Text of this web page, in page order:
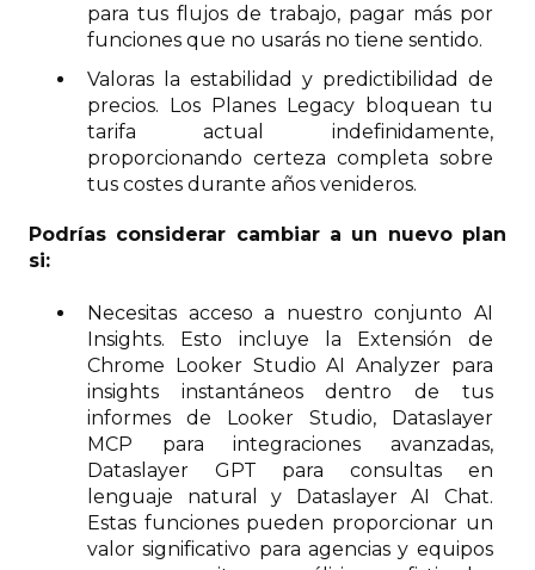
para tus flujos de trabajo, pagar más por
funciones que no usarás no tiene sentido.
Valoras la estabilidad y predictibilidad de
precios. Los Planes Legacy bloquean tu
tarifa actual indefinidamente,
proporcionando certeza completa sobre
tus costes durante años venideros.
Podrías considerar cambiar a un nuevo plan
si:
Necesitas acceso a nuestro conjunto AI
Insights. Esto incluye la Extensión de
Chrome Looker Studio AI Analyzer para
insights instantáneos dentro de tus
informes de Looker Studio, Dataslayer
MCP para integraciones avanzadas,
Dataslayer GPT para consultas en
lenguaje natural y Dataslayer AI Chat.
Estas funciones pueden proporcionar un
valor significativo para agencias y equipos